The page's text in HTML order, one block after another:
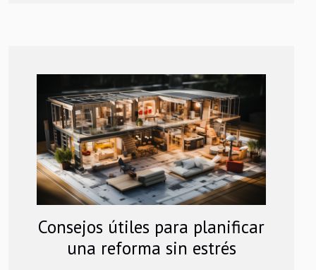
Consejos útiles para planificar
una reforma sin estrés